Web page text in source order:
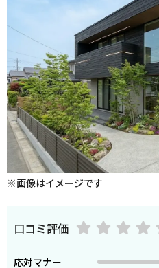
※画像はイメージです
口コミ評価
応対マナー